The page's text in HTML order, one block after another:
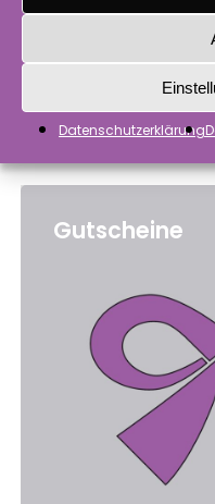
Datenschutzerklärung
Gutscheine